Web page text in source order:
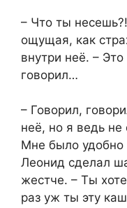
– Что ты
ощущая, как
внутри неё. –
говорил…
– Говорил,
неё, но я ведь
Мне было удобно
Леонид сделал
жестче. – Ты
раз уж ты эту